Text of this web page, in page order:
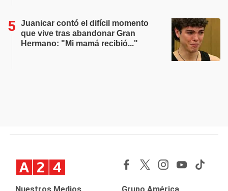
Juanicar contó el difícil momento
que vive tras abandonar Gran
Hermano: "Mi mamá recibió..."